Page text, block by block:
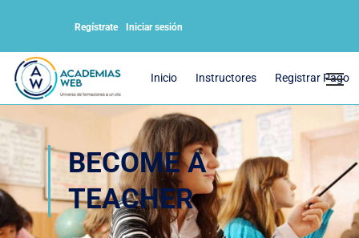
Regístrate Iniciar sesión
Inicio Instructores Registrar Pago
BECOME A
TEACHER